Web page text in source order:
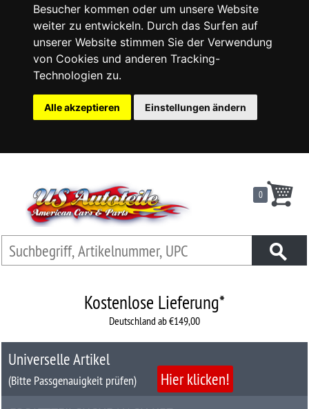
Besucher kommen oder um unsere Website
weiter zu entwickeln. Durch das Surfen auf
unserer Website stimmen Sie der Verwendung
von Cookies und anderen Tracking-
Technologien zu.
Alle akzeptieren Einstellungen ändern
09503
nach
Universelles
Zubehör
Anfrage
Kontaktformular
|
Carport
0
Kostenlose Lieferung*
Deutschland ab €149,00
Universelle Artikel
(Bitte Passgenauigkeit prüfen)
Hier klicken!